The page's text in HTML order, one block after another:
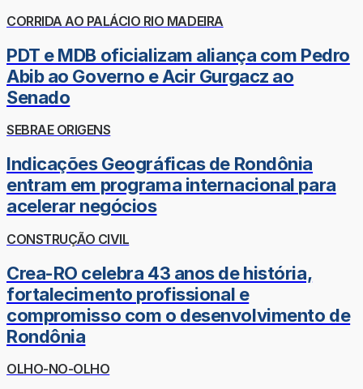
CORRIDA AO PALÁCIO RIO MADEIRA
PDT e MDB oficializam aliança com Pedro
Abib ao Governo e Acir Gurgacz ao
Senado
SEBRAE ORIGENS
Indicações Geográficas de Rondônia
entram em programa internacional para
acelerar negócios
CONSTRUÇÃO CIVIL
Crea-RO celebra 43 anos de história,
fortalecimento profissional e
compromisso com o desenvolvimento de
Rondônia
OLHO-NO-OLHO